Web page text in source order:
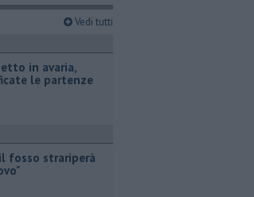
Vedi tutti
in avaria,
le partenze
fosso strariperà